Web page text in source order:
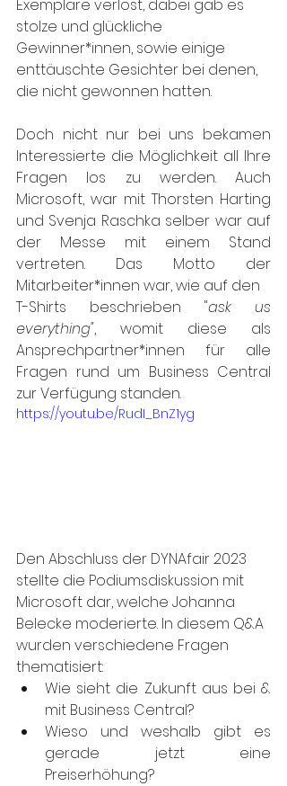
Exemplare verlost, dabei gab es
stolze und glückliche
Gewinner*innen, sowie einige
enttäuschte Gesichter bei denen,
die nicht gewonnen hatten.
Doch nicht nur bei uns bekamen
Interessierte die Möglichkeit all Ihre
Fragen los zu werden. Auch
Microsoft, war mit Thorsten Harting
und Svenja Raschka selber war auf
der Messe mit einem Stand
vertreten. Das Motto der
Mitarbeiter*innen war, wie auf den
T-Shirts beschrieben "ask us
everything", womit diese als
Ansprechpartner*innen für alle
Fragen rund um Business Central
zur Verfügung standen.
https://youtu.be/RudI_BnZ1yg
Den Abschluss der DYNAfair 2023
stellte die Podiumsdiskussion mit
Microsoft dar, welche Johanna
Belecke moderierte. In diesem Q&A
wurden verschiedene Fragen
thematisiert:
Wie sieht die Zukunft aus bei &
mit Business Central?
Wieso und weshalb gibt es
gerade jetzt eine
Preiserhöhung?